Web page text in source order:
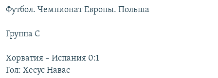
Вернутся
поиску
КАВКАЗ.РЕАЛИИ
СЕВЕР.РЕАЛИИ
РАСПИСАНИЕ ВЕЩАНИЯ
Футбол. Чемпионат Европы. Польша
Группа С
Хорватия – Испания 0:1
Гол: Хесус Навас